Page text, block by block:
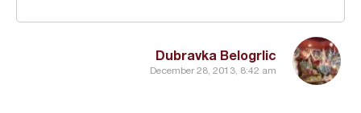
Dubravka Belogrlic
December 28, 2013, 8:42 am